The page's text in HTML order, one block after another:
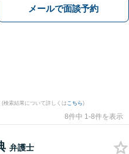
メールで面談予約
(検索結果について詳しくは こちら)
8件中 1-8件を表示
弁護士